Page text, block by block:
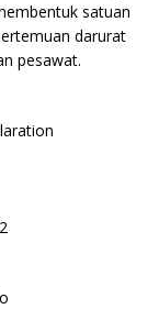
satuan
darurat
pesawat.